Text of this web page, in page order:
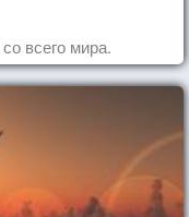
всего мира.